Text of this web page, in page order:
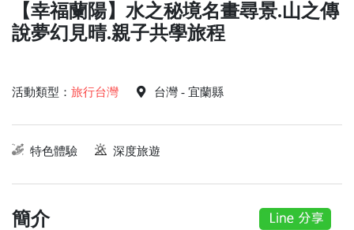
【幸福蘭陽】水之秘境名畫尋景.山之傳
說夢幻見晴.親子共學旅程
活動類型： 旅行台灣 台灣 - 宜蘭縣
特色體驗 深度旅遊
簡介